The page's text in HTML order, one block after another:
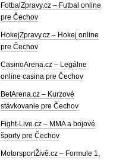
FotbalZpravy.cz – Futbal online
pre Čechov
HokejZpravy.cz – Hokej online
pre Čechov
CasinoArena.cz – Legálne
online casina pre Čechov
BetArena.cz – Kurzové
stávkovanie pre Čechov
Fight-Live.cz – MMA a bojové
športy pre Čechov
MotorsportŽivě.cz – Formule 1,